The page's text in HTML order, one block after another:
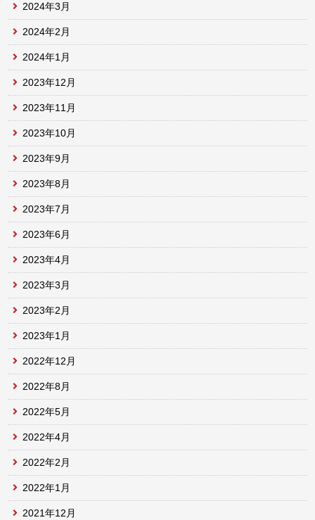
2024年3月
2024年2月
2024年1月
2023年12月
2023年11月
2023年10月
2023年9月
2023年8月
2023年7月
2023年6月
2023年4月
2023年3月
2023年2月
2023年1月
2022年12月
2022年8月
2022年5月
2022年4月
2022年2月
2022年1月
2021年12月